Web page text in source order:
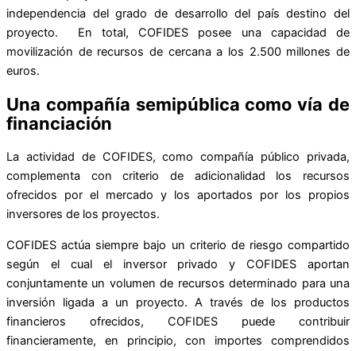
independencia del grado de desarrollo del país destino del
proyecto. En total, COFIDES posee una capacidad de
movilización de recursos de cercana a los 2.500 millones de
euros.
Una compañía semipública como vía de
financiación
La actividad de COFIDES, como compañía público privada,
complementa con criterio de adicionalidad los recursos
ofrecidos por el mercado y los aportados por los propios
inversores de los proyectos.
COFIDES actúa siempre bajo un criterio de riesgo compartido
según el cual el inversor privado y COFIDES aportan
conjuntamente un volumen de recursos determinado para una
inversión ligada a un proyecto. A través de los productos
financieros ofrecidos, COFIDES puede contribuir
financieramente, en principio, con importes comprendidos